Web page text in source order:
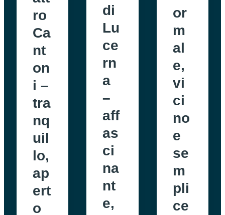
ro
Ca
nt
on
i –
tra
nq
uil
lo,
ap
ert
o
di
Lu
ce
rn
a
–
aff
as
ci
na
nt
e,
or
m
al
e,
vi
ci
no
e
se
m
pli
ce